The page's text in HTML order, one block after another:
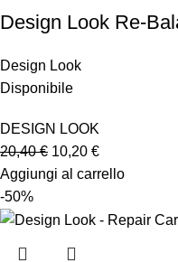
Design Look Re-
Design Look
Disponibile
DESIGN LOOK
20,40€ 10,20 €
Aggiungi al carrello
-50%